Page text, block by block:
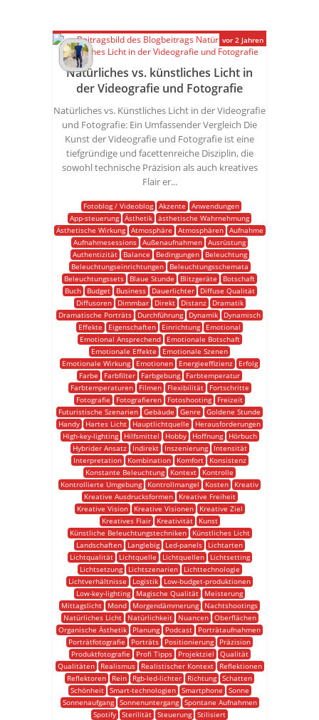
Natürliches vs. künstliches Licht in
der Videografie und Fotografie
Natürliches vs. Künstliches Licht in der Videografie
und Fotografie: Ein Umfassender Vergleich Die
Kunst der Videografie und Fotografie ist eine
tiefgründige und facettenreiche Disziplin, die
sowohl technische Präzision als auch kreatives
Flair er...
Fotoblog / Videoblog Akzente
Anwendungen
App-steuerung Ästhetik ästhetische Wahrnehmung
Ästhetische Wirkung
Atmosphäre Atmosphären
Aufnahme
Aufnahmesessions Außenaufnahmen Ausrüstung
Authentizität
Balance Bedingungen
Beleuchtung
Beleuchtungseinrichtungen
Beleuchtungsschemata
Beleuchtungssets
Blaue Stunde Blitzgeräte
Botschaft
Buch
Budget Business Dauerlichter
Diffuse Qualität
Diffusoren
Dimmbar Direkt Distanz
Dramatik
Dramatische Porträts
Durchführung Dynamik
Dynamisch
Effekte
Eigenschaften Einrichtung
Emotional
Emotional Ansprechend
Emotionale Botschaft
Emotionale Effekte
Emotionale Szenen
Emotionale Wirkung
Emotionen Energieeffizienz
Erfolg
Farbe
Farbfilter Farbgebung
Farbtemperatur
Farbtemperaturen
Filmen Flexibilität
Fortschritte
Fotografie
Fotografieren Fotoshooting
Freizeit
Futuristische Szenarien Gebäude Genre
Goldene Stunde
Handy
Hartes Licht Hauptlichtquelle
Herausforderungen
High-key-lighting
Hilfsmittel Hobby Hoffnung
Hörbuch
Hybrider Ansatz
Indirekt Inszenierung
Intensität
Interpretation
Kombination Komfort
Konsistenz
Konstante Beleuchtung
Kontext
Kontrolle
Kontrollierte Umgebung
Kontrollmangel Kosten
Kreativ
Kreative Ausdrucksformen
Kreative Freiheit
Kreative Vision
Kreative Visionen
Kreative Ziel
Kreatives Flair
Kreativität
Kunst
Künstliche Beleuchtungstechniken
Künstliches Licht
Landschaften
Langlebig Led-panels
Lichtarten
Lichtqualität
Lichtquelle Lichtquellen
Lichtsetting
Lichtsetzung
Lichtszenarien
Lichttechnologie
Lichtverhältnisse
Logistik
Low-budget-produktionen
Low-key-lighting
Magische Qualität
Meisterung
Mittagslicht
Mond Morgendämmerung
Nachtshootings
Natürliches Licht
Natürlichkeit Nuancen
Oberflächen
Organische Ästhetik
Planung Podcast
Porträtaufnahmen
Porträtfotografie
Porträts Positionierung
Präzision
Produktfotografie
Profi Tipps Projektziel
Qualität
Qualitäten
Realismus Realistischer Kontext
Reflektionen
Reflektoren
Rein Rgb-led-lichter Richtung Schatten
Schönheit
Smart-technologien Smartphone
Sonne
Sonnenaufgang
Sonnenuntergang
Spontane Aufnahmen
Spotify Sterilität Steuerung Stilisiert
vor 2 Jahren